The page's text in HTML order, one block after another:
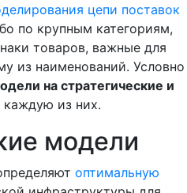
цепи поставок
по крупным категориям,
товаров, важные для
из наименований. Условно
на стратегические и
из них.
модели
оптимальную